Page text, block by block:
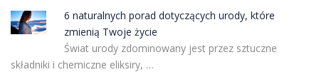
6 naturalnych porad dotyczących urody, które
zmienią Twoje życie
Świat urody zdominowany jest przez sztuczne
składniki i chemiczne eliksiry, …